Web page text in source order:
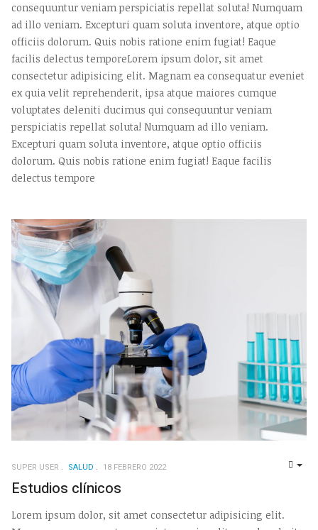
consequuntur veniam perspiciatis repellat soluta! Numquam
ad illo veniam. Excepturi quam soluta inventore, atque optio
officiis dolorum. Quis nobis ratione enim fugiat! Eaque
facilis delectus temporeLorem ipsum dolor, sit amet
consectetur adipisicing elit. Magnam ea consequatur eveniet
ex quia velit reprehenderit, ipsa atque maiores cumque
voluptates deleniti ducimus qui consequuntur veniam
perspiciatis repellat soluta! Numquam ad illo veniam.
Excepturi quam soluta inventore, atque optio officiis
dolorum. Quis nobis ratione enim fugiat! Eaque facilis
delectus tempore
SUPER USER SALUD 18 FEBRERO 2022
Estudios clínicos
Lorem ipsum dolor, sit amet consectetur adipisicing elit.